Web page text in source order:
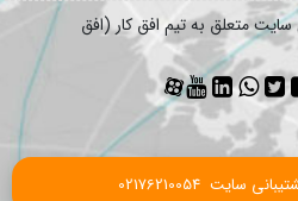
متعلق به تیم افق کار (افق
سایت  02176210054